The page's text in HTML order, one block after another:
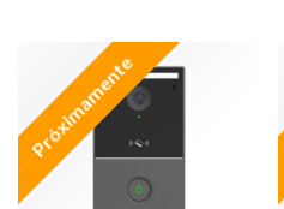
Próximamente